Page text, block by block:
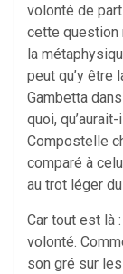
volonté de
cette question
la
peut qu’y être
Gambetta
quoi,
Compostelle
comparé à
au trot léger
Car tout est là
volonté.
son gré sur